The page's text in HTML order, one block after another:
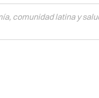
comunidad latina y